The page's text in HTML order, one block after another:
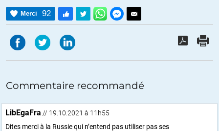
Merci 92
Commentaire recommandé
LibEgaFra // 19.10.2021 à 11h55
Dites merci à la Russie qui n’entend pas utiliser pas ses